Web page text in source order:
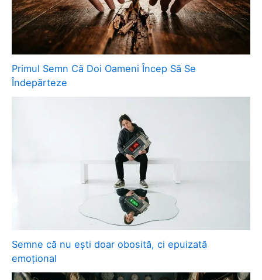
Primul Semn Că Doi Oameni Încep Să Se
Îndepărteze
Semne că nu ești doar obosită, ci epuizată
emoțional